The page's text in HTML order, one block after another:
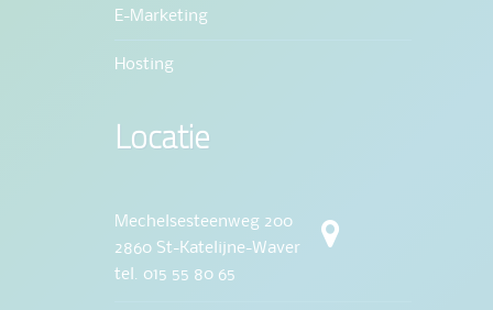
E-Marketing
Hosting
Locatie
Mechelsesteenweg 200
2860 St-Katelijne-Waver
tel. 015 55 80 65